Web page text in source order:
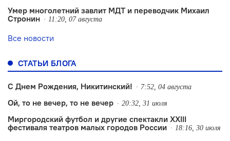
Умер многолетний завлит МДТ и переводчик Михаил
Стронин
11:20, 07 августа
Все новости
СТАТЬИ БЛОГА
С Днем Рождения, Никитинский! 7:52, 04 августа
Ой, то не вечер, то не вечер 20:32, 31 июля
Миргородский футбол и другие спектакли XXIII
фестиваля театров малых городов России
18:16, 30 июля